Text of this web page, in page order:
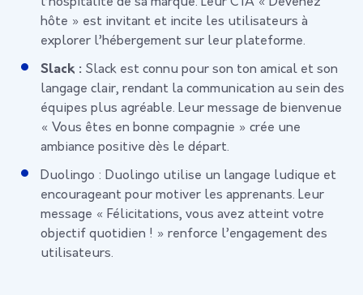
hôte » est invitant et incite les utilisateurs à
explorer l’hébergement sur leur plateforme.
Slack : Slack est connu pour son ton amical et son
langage clair, rendant la communication au sein des
équipes plus agréable. Leur message de bienvenue
« Vous êtes en bonne compagnie » crée une
ambiance positive dès le départ.
Duolingo : Duolingo utilise un langage ludique et
encourageant pour motiver les apprenants. Leur
message « Félicitations, vous avez atteint votre
objectif quotidien ! » renforce l’engagement des
utilisateurs.